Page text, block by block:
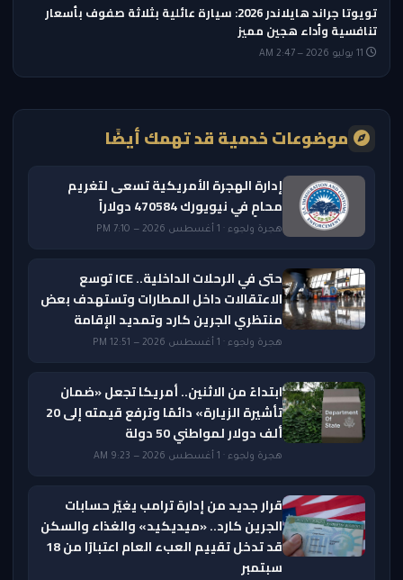
تويوتا جراند هايلاندر 2026: سيارة عائلية بثلاثة صفوف بأسعار
تنافسية وأداء هجين مميز
موضوعات خدمية قد تهمك أيضًا
إدارة الهجرة الأمريكية تسعى لتغريم
محامٍ في نيويورك 470584 دولاراً
هجرة ولجوء · 1 أغسطس 2026 — 7:10 PM
حتى في الرحلات الداخلية.. ICE توسع
الاعتقالات داخل المطارات وتستهدف بعض
منتظري الجرين كارد وتمديد الإقامة
هجرة ولجوء · 1 أغسطس 2026 — 12:51 PM
ابتداءً من الاثنين.. أمريكا تجعل «ضمان
تأشيرة الزيارة» دائمًا وترفع قيمته إلى 20
ألف دولار لمواطني 50 دولة
هجرة ولجوء · 1 أغسطس 2026 — 9:23 AM
قرار جديد من إدارة ترامب يغيّر حسابات
الجرين كارد.. «ميديكيد» والغذاء والسكن
قد تدخل تقييم العبء العام اعتبارًا من 18
سبتمبر